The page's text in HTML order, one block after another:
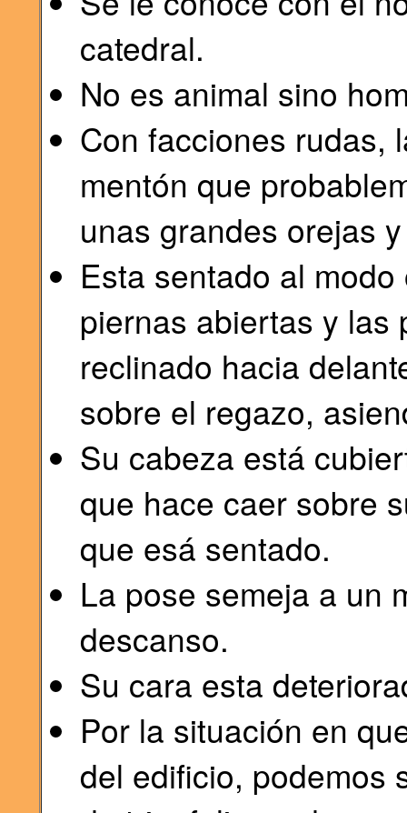
catedral.
No es animal sino
Con facciones rudas,
mentón que
unas grandes orejas
Esta sentado al
piernas abiertas y las
reclinado hacia
sobre el regazo,
Su cabeza está
que hace caer sobre
que esá sentado.
La pose semeja a un
descanso.
Su cara esta
Por la situación en
del edificio, podemos